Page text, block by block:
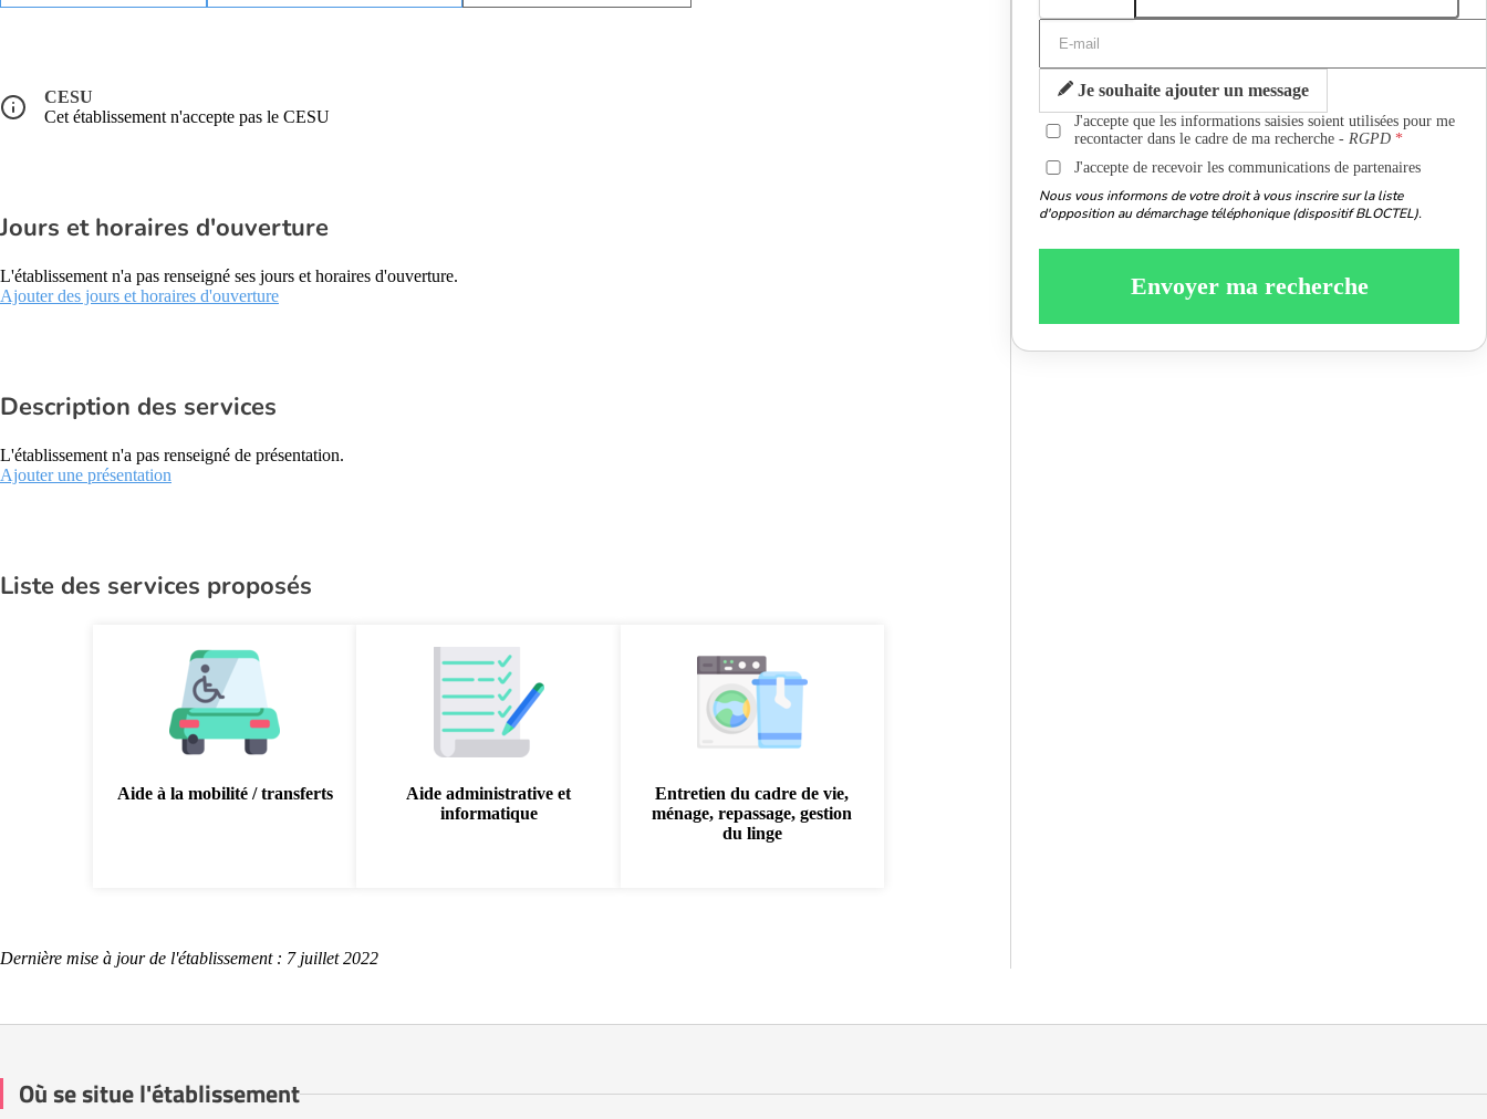
CESU
Cet établissement n'accepte pas le CESU
Jours et horaires d'ouverture
L'établissement n'a pas renseigné ses jours et horaires d'ouverture.
Ajouter des jours et horaires d'ouverture
Description des services
L'établissement n'a pas renseigné de présentation.
Ajouter une présentation
Liste des services proposés
Aide à la mobilité / transferts
Aide administrative et
informatique
Entretien du cadre de vie,
ménage, repassage, gestion
du linge
Dernière mise à jour de l'établissement : 7 juillet 2022
Je souhaite ajouter un message
J'accepte que les informations saisies soient utilisées pour me
recontacter dans le cadre de ma recherche -RGPD
J'accepte de recevoir les communications de partenaires
Nous vous informons de votre droit à vous inscrire sur la liste
d'opposition au démarchage téléphonique (dispositif BLOCTEL).
Envoyer ma recherche
Où se situe l'établissement